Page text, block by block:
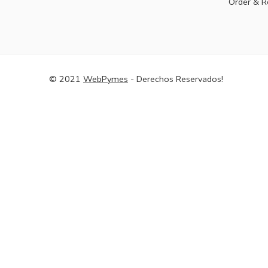
© 2021 WebPymes - Derechos Reservados!